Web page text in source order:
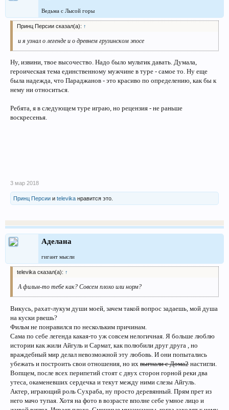
Ведьма с Лысой горы
Принц Персии сказал(а): ↑
и я узнал о легенде и о древнем грузинском эпосе
Ну, извини, твое высочество. Надо было мультик давать. Думала,
героическая тема единственному мужчине в туре - самое то. Ну еще
была надежда, что Параджанов - это красиво по определению, как бы к
нему ни относиться.
Ребята, я в следующем туре играю, но рецензия - не раньше
воскресенья.
3 мар 2018
Принц Персии и televika нравится это.
Аделана
гигант мысли
televika сказал(а): ↑
А фильм-то тебе как? Совсем плохо или норм?
Викусь, рахат-лукум души моей, зачем такой вопрос задаешь, мой душа
на куски рвешь?
Фильм не понравился по нескольким причинам.
Сама по себе легенда какая-то уж совсем нелогичная. Я больше люблю
истории как жили Айгуль и Сармат, как полюбили друг друга , но
враждебный мир делал невозможной эту любовь. И они попытались
убежать и построить свои отношения, но их выгнали с Дома2 настигли.
Вопщем, после всех перипетий стоят с двух сторон горной реки два
утеса, окаменевших сердечка и текут между ними слезы Айгуль.
Актер, играющий роль Сухраба, ну просто деревянный. Прям прет из
него мачо тупая. Хотя на фото в возрасте вполне себе умное лицо и